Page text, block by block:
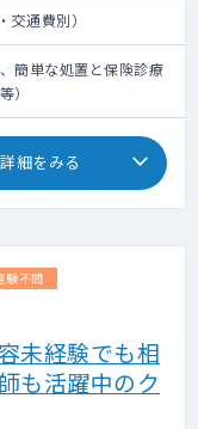
通費別）
簡単な処置と保険診療
）
詳細をみる
験不問
未経験でも相
も活躍中のク